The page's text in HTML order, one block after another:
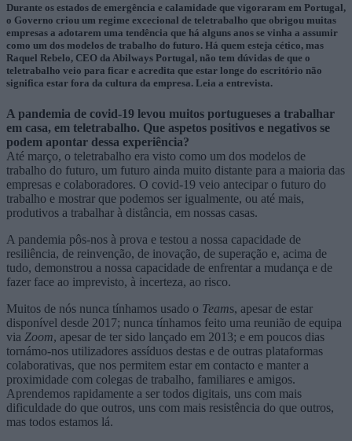
Durante os estados de emergência e calamidade que vigoraram em Portugal,
o Governo criou um regime excecional de teletrabalho que obrigou muitas
empresas a adotarem uma tendência que há alguns anos se vinha a assumir
como um dos modelos de trabalho do futuro. Há quem esteja cético, mas
Raquel Rebelo, CEO da Abilways Portugal, não tem dúvidas de que o
teletrabalho veio para ficar e acredita que estar longe do escritório não
significa estar fora da cultura da empresa. Leia a entrevista.
A pandemia de covid-19 levou muitos portugueses a trabalhar
em casa, em teletrabalho. Que aspetos positivos e negativos se
podem apontar dessa experiência?
Até março, o teletrabalho era visto como um dos modelos de
trabalho do futuro, um futuro ainda muito distante para a maioria das
empresas e colaboradores. O covid-19 veio antecipar o futuro do
trabalho e mostrar que podemos ser igualmente, ou até mais,
produtivos a trabalhar à distância, em nossas casas.
A pandemia pôs-nos à prova e testou a nossa capacidade de
resiliência, de reinvenção, de inovação, de superação e, acima de
tudo, demonstrou a nossa capacidade de enfrentar a mudança e de
fazer face ao imprevisto, à incerteza, ao risco.
Muitos de nós nunca tínhamos usado o Teams, apesar de estar
disponível desde 2017; nunca tínhamos feito uma reunião de equipa
via Zoom, apesar de ter sido lançado em 2013; e em poucos dias
tornámo-nos utilizadores assíduos destas e de outras plataformas
colaborativas, que nos permitem estar em contacto e manter a
proximidade com colegas de trabalho, familiares e amigos.
Aprendemos rapidamente a ser todos digitais, uns com mais
dificuldade do que outros, uns com mais resistência do que outros,
mas todos estamos lá.